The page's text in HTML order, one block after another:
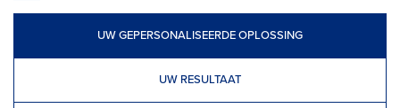
UW GEPERSONALISEERDE OPLOSSING
UW RESULTAAT